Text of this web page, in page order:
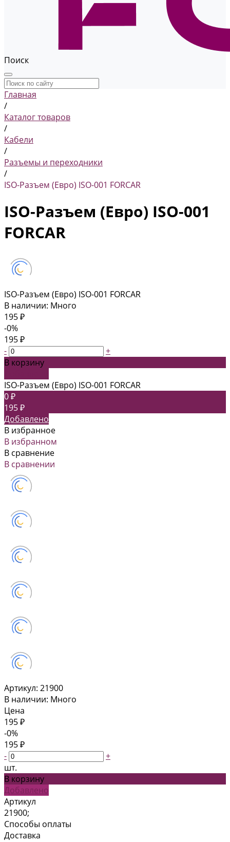
Поиск
Главная
/
Каталог товаров
/
Кабели
/
Разъемы и переходники
/
ISO-Разъем (Евро) ISO-001 FORCAR
ISO-Разъем (Евро) ISO-001
FORCAR
ISO-Разъем (Евро) ISO-001 FORCAR
В наличии: Много
195 ₽
-0%
195 ₽
-
+
В корзину
ISO-Разъем (Евро) ISO-001 FORCAR
0 ₽
195 ₽
Добавлено
В избранное
В избранном
В сравнение
В сравнении
Артикул: 21900
В наличии: Много
Цена
195 ₽
-0%
195 ₽
-
+
шт.
В корзину
Добавлено
Артикул
21900;
Способы оплаты
Доставка